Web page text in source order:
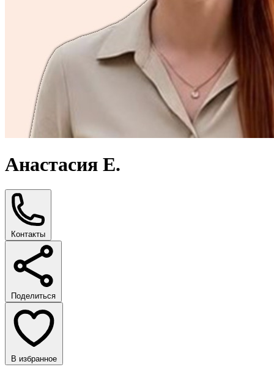
Анастасия Е.
Контакты
Поделиться
В избранное